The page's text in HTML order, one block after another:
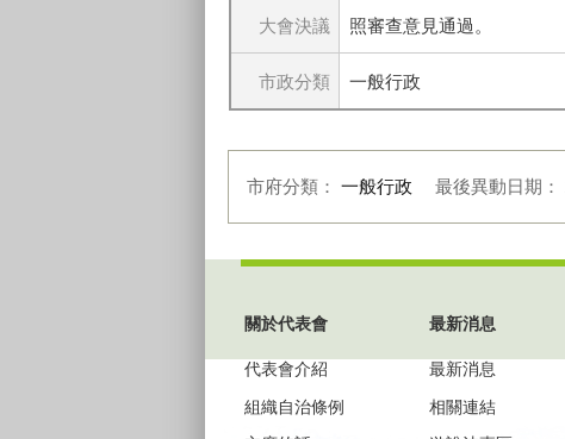
大會決議 照審查意見通過。
市政分類 一般行政
市府分類： 一般行政 最後異動日期：
關於代表會
代表會介紹
組織自治條例
最新消息
最新消息
相關連結